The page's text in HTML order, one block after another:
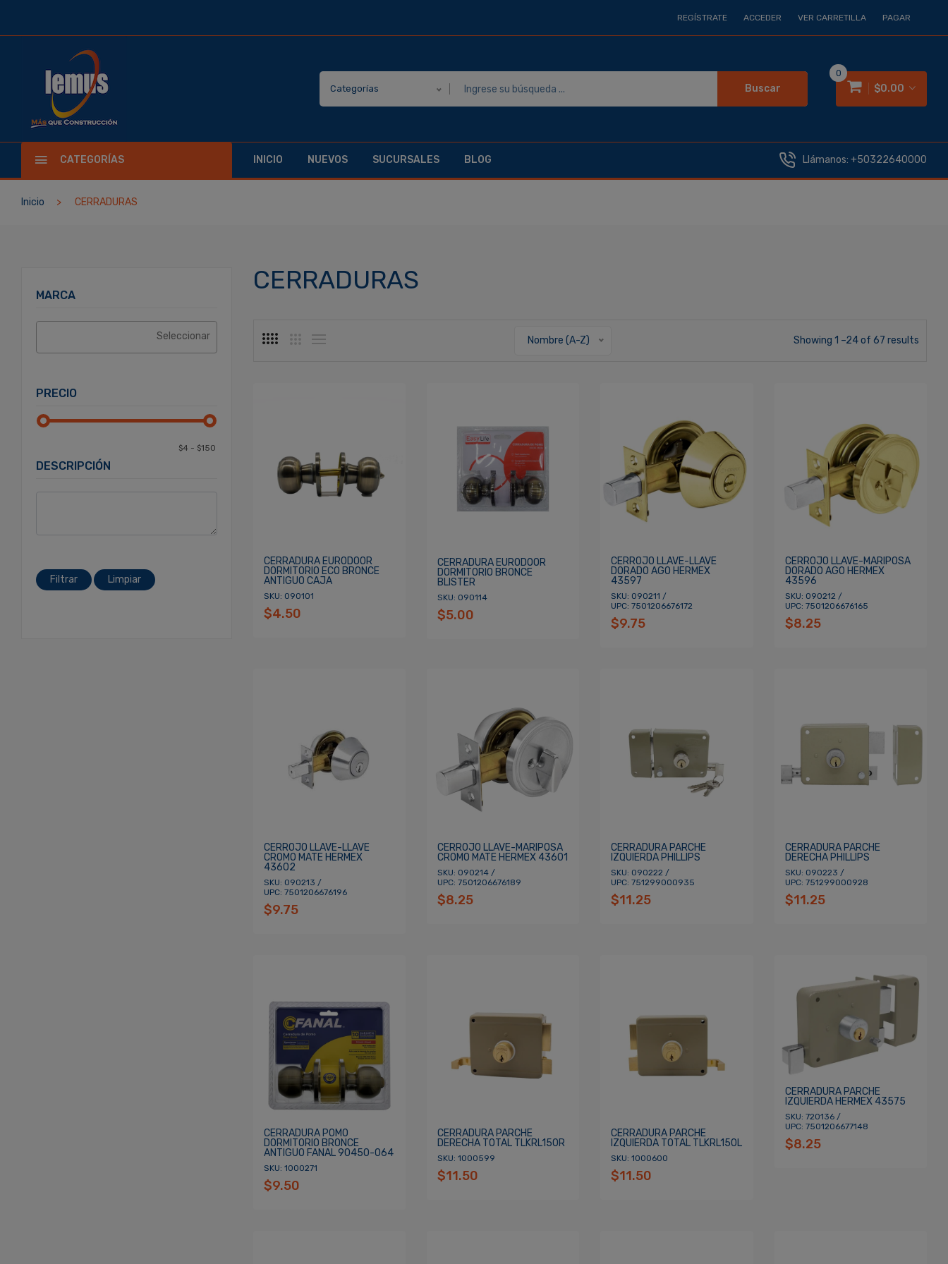
REGÍSTRATE ACCEDER VER CARRETILLA PAGAR
Categorías Buscar $0.00
0
CATEGORÍAS INICIO NUEVOS SUCURSALES BLOG Llámanos: +50322640000
Inicio CERRADURAS
MARCA
PRECIO
DESCRIPCIÓN
Filtrar Limpiar
CERRADURAS
Nombre (A-Z) Showing 1 –24 of 67 results
CERRADURA EURODOOR
DORMITORIO ECO BRONCE
ANTIGUO CAJA
SKU: 090101
$4.50
CERRADURA EURODOOR
DORMITORIO BRONCE
BLISTER
SKU: 090114
$5.00
CERROJO LLAVE-LLAVE
DORADO AGO HERMEX
43597
SKU: 090211 /
UPC: 7501206676172
$9.75
CERROJO LLAVE-MARIPOSA
DORADO AGO HERMEX
43596
SKU: 090212 /
UPC: 7501206676165
$8.25
CERROJO LLAVE-LLAVE
CROMO MATE HERMEX
43602
SKU: 090213 /
UPC: 7501206676196
$9.75
CERROJO LLAVE-MARIPOSA
CROMO MATE HERMEX 43601
SKU: 090214 /
UPC: 7501206676189
$8.25
CERRADURA PARCHE
IZQUIERDA PHILLIPS
SKU: 090222 /
UPC: 751299000935
$11.25
CERRADURA PARCHE
DERECHA PHILLIPS
SKU: 090223 /
UPC: 751299000928
$11.25
CERRADURA POMO
DORMITORIO BRONCE
ANTIGUO FANAL 90450-064
SKU: 1000271
$9.50
CERRADURA PARCHE
DERECHA TOTAL TLKRL150R
SKU: 1000599
$11.50
CERRADURA PARCHE
IZQUIERDA TOTAL TLKRL150L
SKU: 1000600
$11.50
CERRADURA PARCHE
IZQUIERDA HERMEX 43575
SKU: 720136 /
UPC: 7501206677148
$8.25